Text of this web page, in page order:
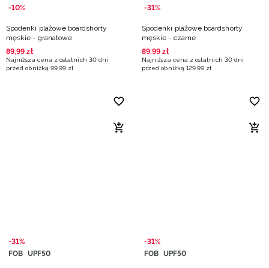
-10%
Spodenki plażowe boardshorty
męskie - granatowe
89,99 zł
Najniższa cena z ostatnich 30 dni
przed obniżką 99,99 zł
-31%
Spodenki plażowe boardshorty
męskie - czarne
89,99 zł
Najniższa cena z ostatnich 30 dni
przed obniżką 129,99 zł
-31%
FOB UPF50
-31%
FOB UPF50